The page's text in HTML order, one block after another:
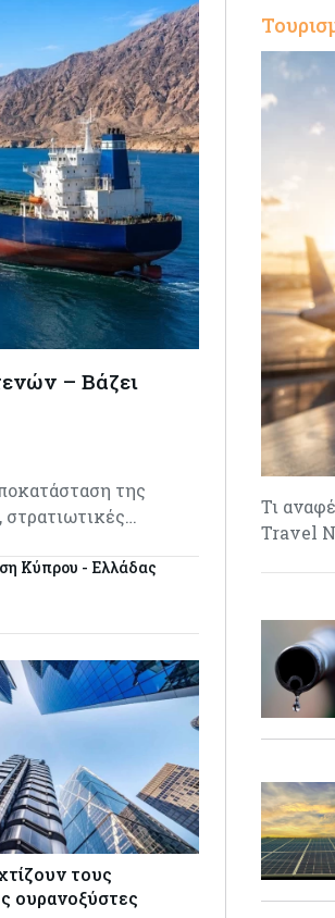
– Βάζει
της
στρατιωτικές…
Κύπρου - Ελλάδας
τους
ουρανοξύστες
Τι
Travel